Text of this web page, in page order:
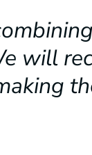
will